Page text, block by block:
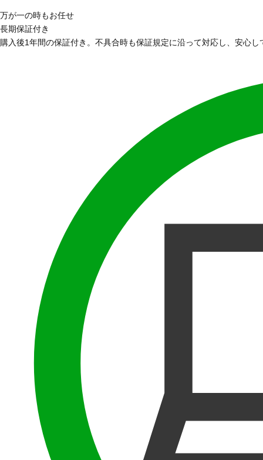
万が一の時もお任せ
長期保証付き
購入後1年間の保証付き。不具合時も保証規定に沿って対応し、安心